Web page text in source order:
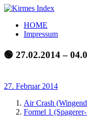
Zum
springen
Kirmes
Index
Tourpläne
der
letzten
HOME
Impressum
🟢 27.02.2014 –
27. Februar 2014
Air Crash
Formel 1